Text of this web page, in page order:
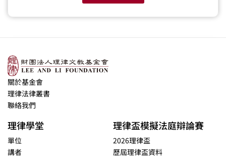
關於基金會
理律法律叢書
聯絡我們
理律學堂
單位
講者
理律盃模擬法庭辯論賽
2026理律盃
歷屆理律盃資料